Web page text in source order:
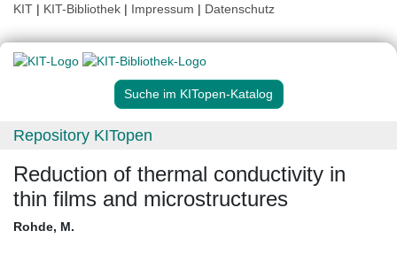
KIT | KIT-Bibliothek | Impressum | Datenschutz
Suche im KITopen-Katalog
Repository KITopen
Reduction of thermal conductivity in
thin films and microstructures
Rohde, M.